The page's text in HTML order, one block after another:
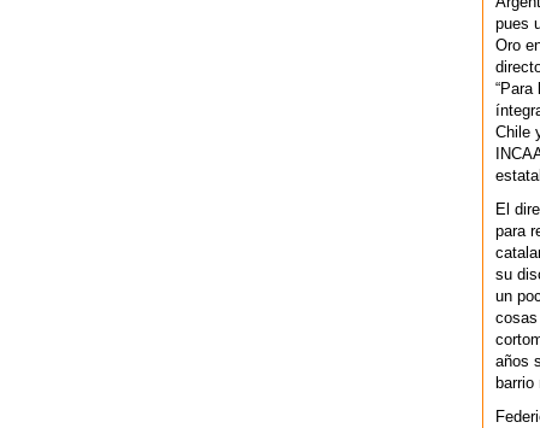
pues
Oro
“Para
Chile
El
para
su
un
cosas
años